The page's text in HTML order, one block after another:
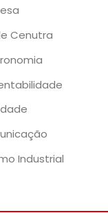
Cenutra
Industrial